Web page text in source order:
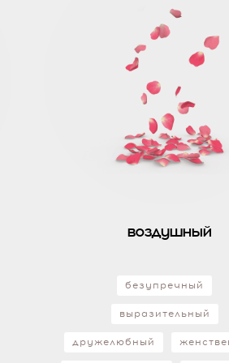
воздушный
безупречный
выразительный
дружелюбный